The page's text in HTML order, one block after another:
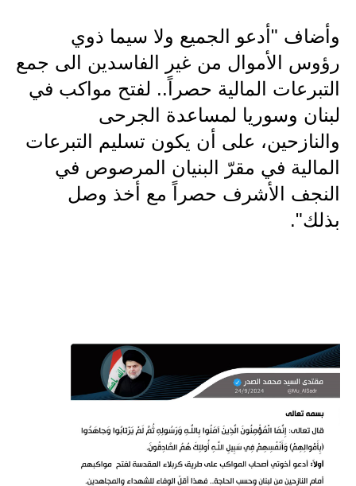
المرحلة الاعدادية
اسئلة وزارية
المرحلة الابتدائية
المرحلة المتوسطة
المرحلة الاعدادية
المرحلة الاعدادية
كتب مدرسية
المرحلة الابتدائية
المرحلة المتوسطة
وأضاف "أدعو الجميع ولا سيما ذوي
رؤوس الأموال من غير الفاسدين الى جمع
التبرعات المالية حصراً.. لفتح مواكب في
لبنان وسوريا لمساعدة الجرحى
والنازحين، على أن يكون تسليم التبرعات
المالية في مقرّ البنيان المرصوص في
النجف الأشرف حصراً مع أخذ وصل
بذلك".